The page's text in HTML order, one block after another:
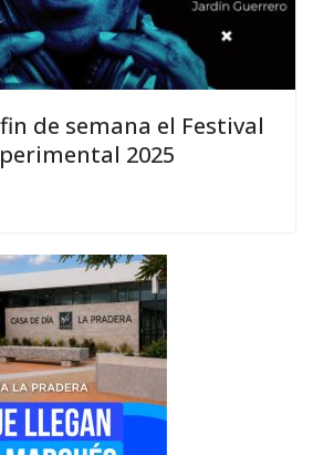
de semana el Festival
2025